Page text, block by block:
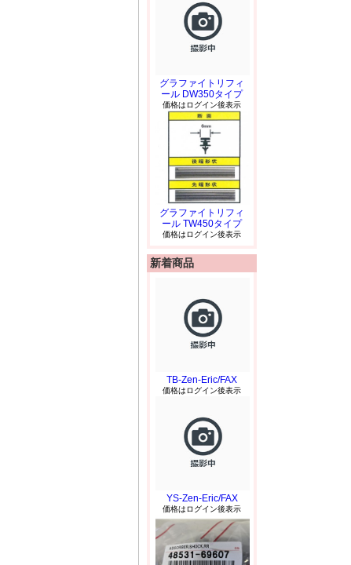
グラファイトリフィ
ール DW350タイプ
価格はログイン後表示
グラファイトリフィ
ール TW450タイプ
価格はログイン後表示
新着商品
TB-Zen-Eric/FAX
価格はログイン後表示
YS-Zen-Eric/FAX
価格はログイン後表示